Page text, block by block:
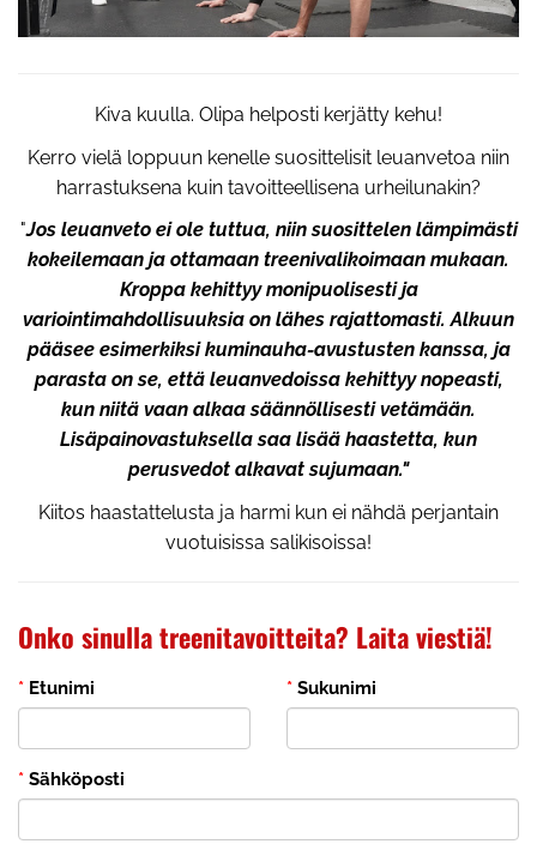
Kiva kuulla. Olipa helposti kerjätty kehu!
Kerro vielä loppuun kenelle suosittelisit leuanvetoa niin
harrastuksena kuin tavoitteellisena urheilunakin?
"Jos leuanveto ei ole tuttua, niin suosittelen lämpimästi
kokeilemaan ja ottamaan treenivalikoimaan mukaan.
Kroppa kehittyy monipuolisesti ja
variointimahdollisuuksia on lähes rajattomasti. Alkuun
pääsee esimerkiksi kuminauha-avustusten kanssa, ja
parasta on se, että leuanvedoissa kehittyy nopeasti,
kun niitä vaan alkaa säännöllisesti vetämään.
Lisäpainovastuksella saa lisää haastetta, kun
perusvedot alkavat sujumaan."
Kiitos haastattelusta ja harmi kun ei nähdä perjantain
vuotuisissa salikisoissa!
Onko sinulla treenitavoitteita? Laita viestiä!
* Etunimi * Sukunimi
* Sähköposti